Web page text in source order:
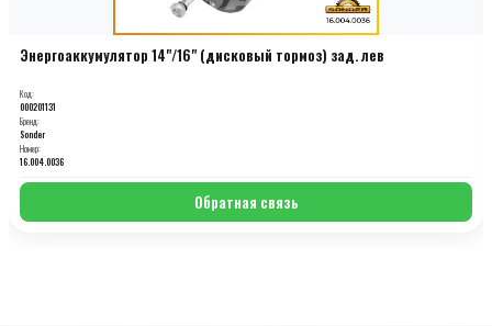
Энергоаккумулятор 14"/16" (дисковый тормоз) зад. лев
Код:
000201131
Бренд:
Sonder
Номер:
16.004.0036
Обратная связь